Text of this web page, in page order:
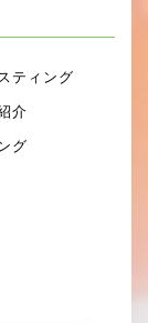
ティング
介
グ